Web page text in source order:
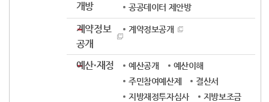
개방
공공데이터 제안방
계약정보
공개
계약정보공개
예산·재정 예산공개
예산이해
주민참여예산제
결산서
지방재정투자심사
지방보조금